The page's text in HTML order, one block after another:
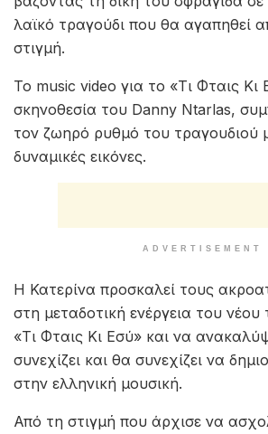
λαϊκό τραγούδι που θα αγαπηθεί
στιγμή.
Το music video για το «Τι Φταις Κι
σκηνοθεσία του Danny Ntarlas,
τον ζωηρό ρυθμό του τραγουδιού
δυναμικές εικόνες.
ADVERTISEMENT
Η Κατερίνα προσκαλεί τους
στη μεταδοτική ενέργεια του νέου
«Τι Φταις Κι Εσύ» και να
συνεχίζει και θα συνεχίζει να
στην ελληνική μουσική.
Από τη στιγμή που άρχισε να